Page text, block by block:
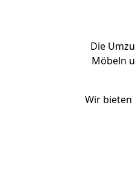
Die
Möbeln
Wir bieten